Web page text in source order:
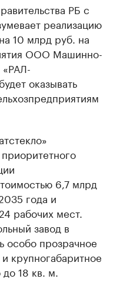
РБ с
реализацию
10 млрд руб. на
ООО Машинно-
«РАЛ-
оказывать
6,7 млрд
года и
рабочих мест.
завод в
особо прозрачное
крупногабаритное
18 кв. м.